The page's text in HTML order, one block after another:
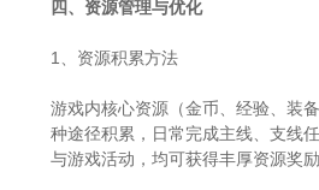
四、资源管理与优化
1、资源积累方法
游戏内核心资源（金币、经验、装
种途径积累，日常完成主线、支线
与游戏活动，均可获得丰厚资源奖励